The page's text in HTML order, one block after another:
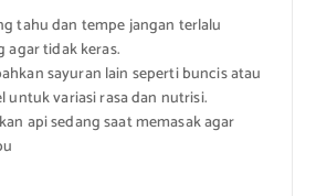
tahu dan tempe jangan terlalu
agar tidak keras.
sayuran lain seperti buncis atau
untuk variasi rasa dan nutrisi.
api sedang saat memasak agar